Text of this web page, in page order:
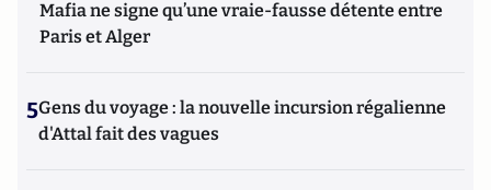
Mafia ne signe qu’une vraie-fausse détente entre
Paris et Alger
5Gens du voyage : la nouvelle incursion régalienne
d'Attal fait des vagues